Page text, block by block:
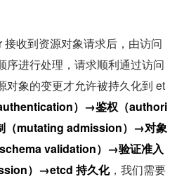
收到资源对象请求后，由访问
序进行处理，请求顺利通过访问
对象的变更才允许被持久化到 et
）→鉴权（authori
（mutating admission）→对象
validation）→验证准入
）→etcd 持久化，我们需要